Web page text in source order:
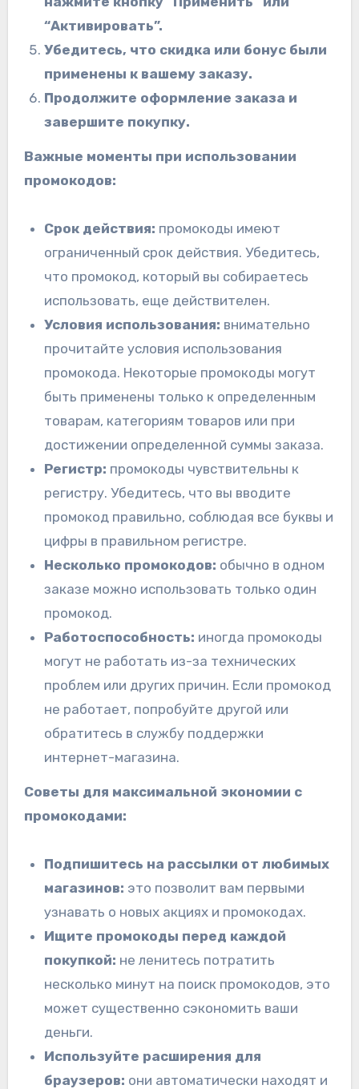
“Активировать”.
Убедитесь, что скидка или бонус были
применены к вашему заказу.
Продолжите оформление заказа и
завершите покупку.
Важные моменты при использовании
промокодов:
Срок действия: промокоды имеют
ограниченный срок действия. Убедитесь,
что промокод, который вы собираетесь
использовать, еще действителен.
Условия использования: внимательно
прочитайте условия использования
промокода. Некоторые промокоды могут
быть применены только к определенным
товарам, категориям товаров или при
достижении определенной суммы заказа.
Регистр: промокоды чувствительны к
регистру. Убедитесь, что вы вводите
промокод правильно, соблюдая все буквы и
цифры в правильном регистре.
Несколько промокодов: обычно в одном
заказе можно использовать только один
промокод.
Работоспособность: иногда промокоды
могут не работать из-за технических
проблем или других причин. Если промокод
не работает, попробуйте другой или
обратитесь в службу поддержки
интернет-магазина.
Советы для максимальной экономии с
промокодами:
Подпишитесь на рассылки от любимых
магазинов: это позволит вам первыми
узнавать о новых акциях и промокодах.
Ищите промокоды перед каждой
покупкой: не ленитесь потратить
несколько минут на поиск промокодов, это
может существенно сэкономить ваши
деньги.
Используйте расширения для
браузеров: они автоматически находят и